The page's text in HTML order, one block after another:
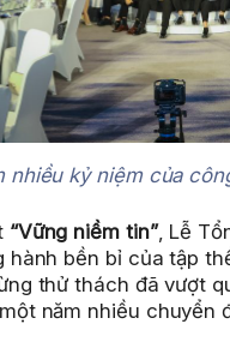
nhiều kỷ niệm của
“Vững niềm tin”, Lễ
bền bỉ của tập
thử thách đã vượt
năm nhiều chuyển